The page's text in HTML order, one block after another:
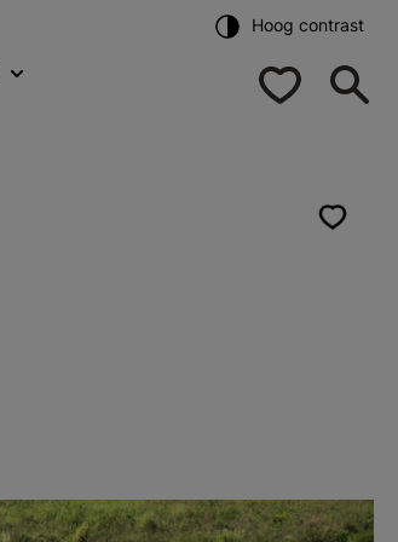
Hoog contrast